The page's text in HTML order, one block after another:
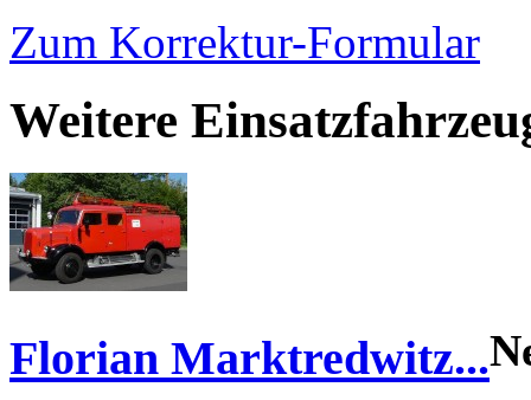
Zum Korrektur-Formular
Weitere
Florian Marktredwitz...